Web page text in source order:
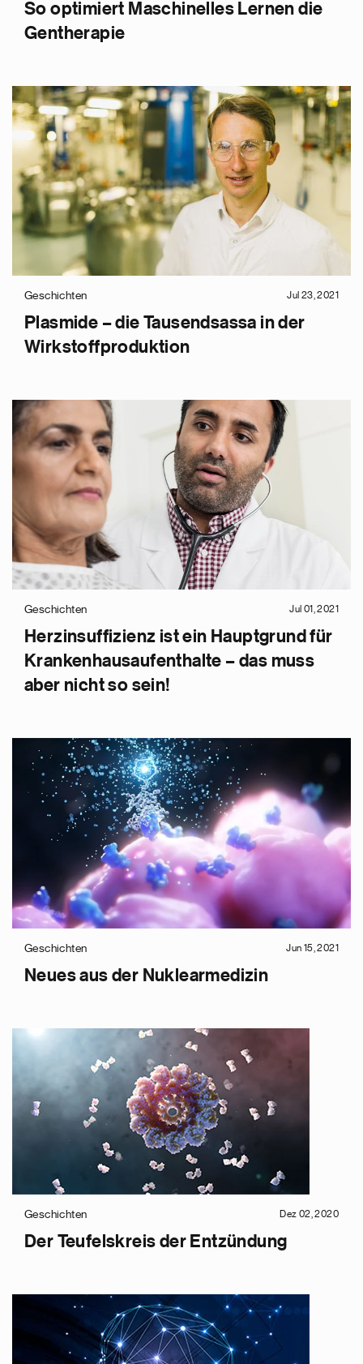
So optimiert Maschinelles Lernen die
Gentherapie
Geschichten Jul 23, 2021
Plasmide – die Tausendsassa in der
Wirkstoffproduktion
Geschichten Jul 01, 2021
Herzinsuffizienz ist ein Hauptgrund für
Krankenhausaufenthalte – das muss
aber nicht so sein!
Geschichten Jun 15, 2021
Neues aus der Nuklearmedizin
Geschichten Dez 02, 2020
Der Teufelskreis der Entzündung